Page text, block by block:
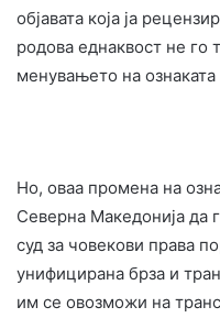
објавата која ја
родова еднаквост не го
менувањето на
Но, оваа промена на
Северна Македонија да
суд за човекови права
унифицирана брза и
им се овозможи на